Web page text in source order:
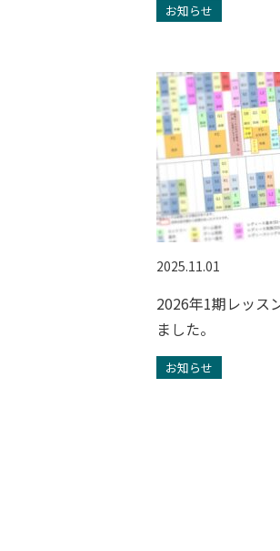
お知らせ
2025.11.01
2026年1期レッス
ました。
お知らせ